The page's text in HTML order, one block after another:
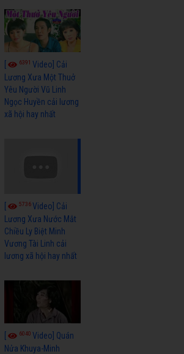
6391Video] Cải
Lương Xưa Một Thuở
Yêu Người Vũ Linh
Ngọc Huyền cải lương
xã hội hay nhất
5736Video] Cải
Lương Xưa Nước Mắt
Chiều Ly Biệt Minh
Vương Tài Linh cải
lương xã hội hay nhất
6040Video] Quán
Nửa Khuya-Minh